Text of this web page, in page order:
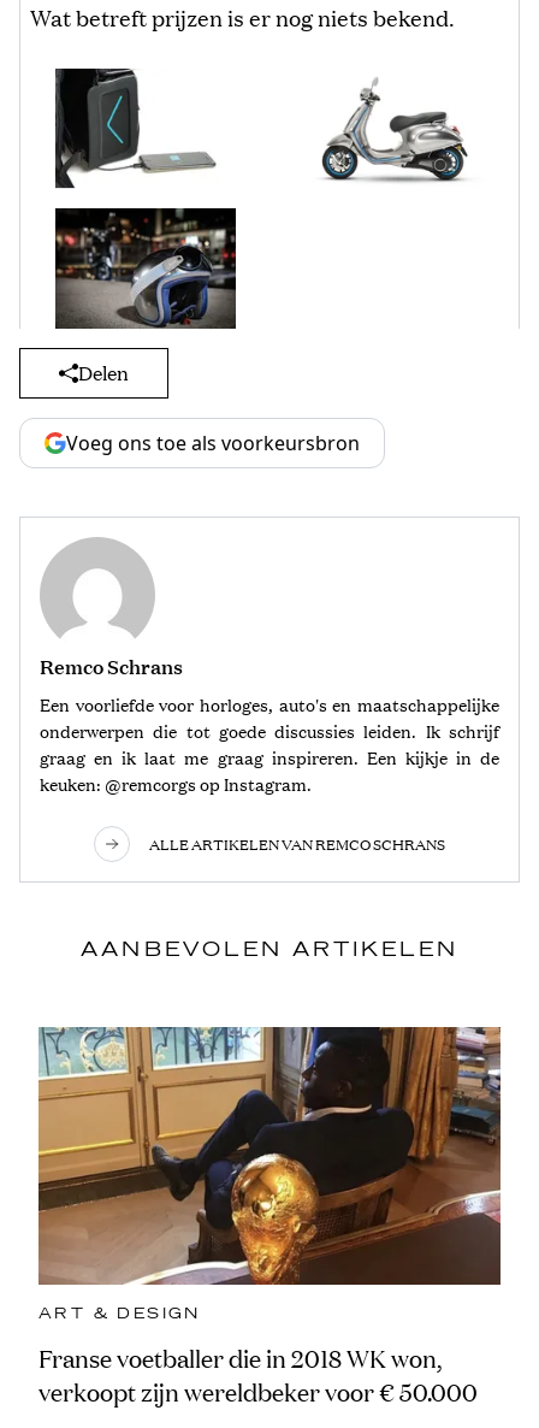
Wat betreft prijzen is er nog niets bekend.
Delen
Voeg ons toe als voorkeursbron
Remco Schrans
Een voorliefde voor horloges, auto's en maatschappelijke
onderwerpen die tot goede discussies leiden. Ik schrijf
graag en ik laat me graag inspireren. Een kijkje in de
keuken: @remcorgs op Instagram.
ALLE ARTIKELEN VAN REMCO SCHRANS
AANBEVOLEN ARTIKELEN
ART & DESIGN
Franse voetballer die in 2018 WK won,
verkoopt zijn wereldbeker voor € 50.000